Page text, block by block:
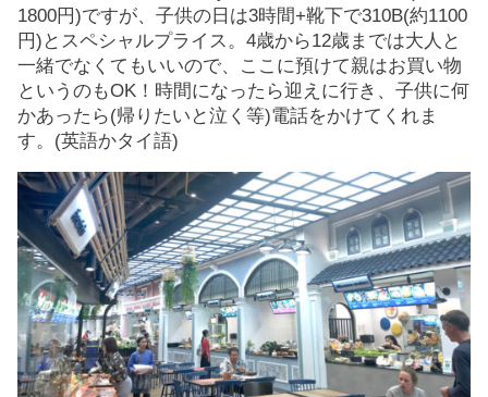
1800円)ですが、子供の日は3時間+靴下で310B(約1100
円)とスペシャルプライス。4歳から12歳までは大人と
一緒でなくてもいいので、ここに預けて親はお買い物
というのもOK！時間になったら迎えに行き、子供に何
かあったら(帰りたいと泣く等)電話をかけてくれま
す。(英語かタイ語)